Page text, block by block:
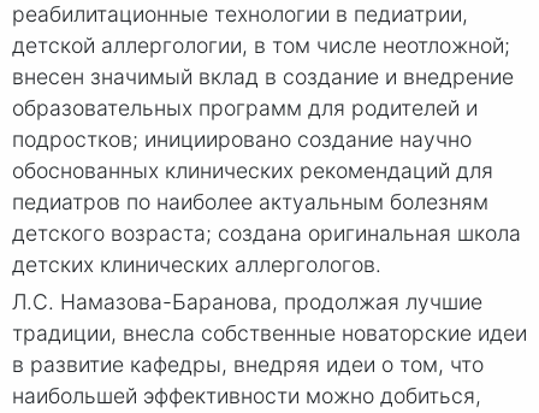
реабилитационные технологии в педиатрии,
детской аллергологии, в том числе неотложной;
внесен значимый вклад в создание и внедрение
образовательных программ для родителей и
подростков; инициировано создание научно
обоснованных клинических рекомендаций для
педиатров по наиболее актуальным болезням
детского возраста; создана оригинальная школа
детских клинических аллергологов.
Л.С. Намазова-Баранова, продолжая лучшие
традиции, внесла собственные новаторские идеи
в развитие кафедры, внедряя идеи о том, что
наибольшей эффективности можно добиться,